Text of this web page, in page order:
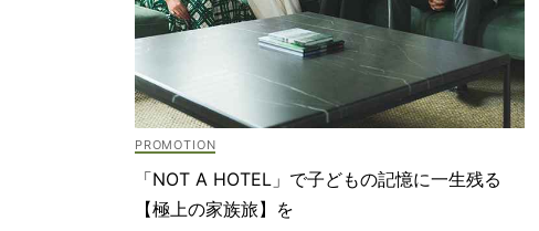
「NOT A HOTEL」で子どもの記憶に一生残る
【極上の家族旅】を